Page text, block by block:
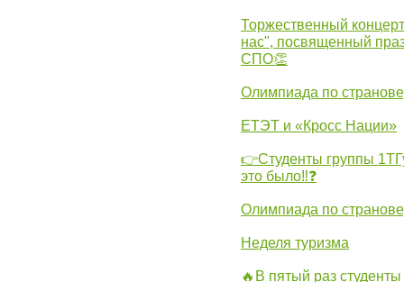
Торжественный
нас", посвященный
СПО👏
Олимпиада по
ЕТЭТ и «Кросс Нации»
👉Студенты группы
это было‼❓
Олимпиада по
Неделя туризма
🔥В пятый раз